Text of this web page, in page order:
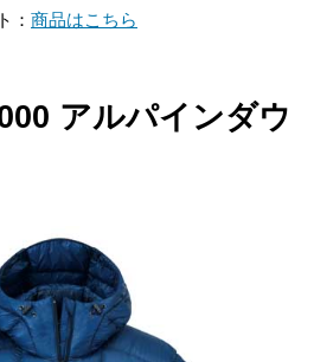
： 商品はこちら
アルパインダウ